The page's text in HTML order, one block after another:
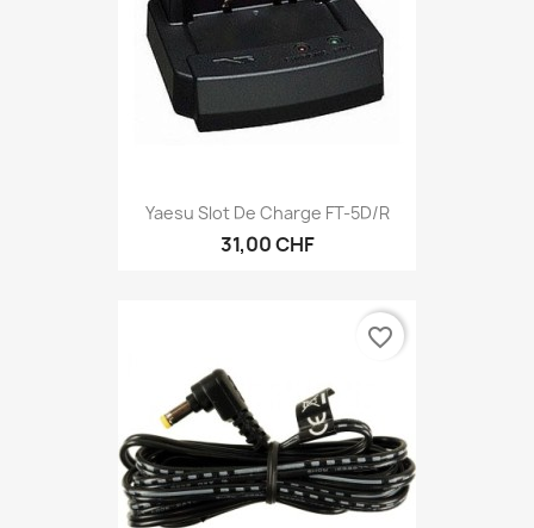
Yaesu Slot De Charge FT-5D/R
31,00 CHF
favorite_border